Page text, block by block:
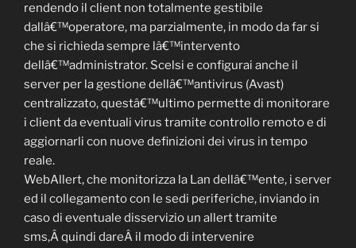
rendendo il client non totalmente gestibile
dallâ€™operatore, ma parzialmente, in modo da far si
che si richieda sempre lâ€™intervento
dellâ€™administrator. Scelsi e configurai anche il
server per la gestione dellâ€™antivirus (Avast)
centralizzato, questâ€™ultimo permette di monitorare
i client da eventuali virus tramite controllo remoto e di
aggiornarli con nuove definizioni dei virus in tempo
reale.
WebAllert, che monitorizza la Lan dellâ€™ente, i server
ed il collegamento con le sedi periferiche, inviando in
caso di eventuale disservizio un allert tramite
sms,Â quindi dareÂ il modo di intervenire